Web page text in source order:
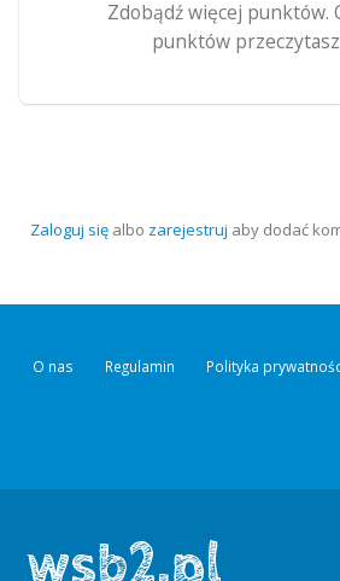
Zdobądź więcej punktów.
punktów
Zaloguj się albo zarejestruj aby dodać
O nas Regulamin Polityka